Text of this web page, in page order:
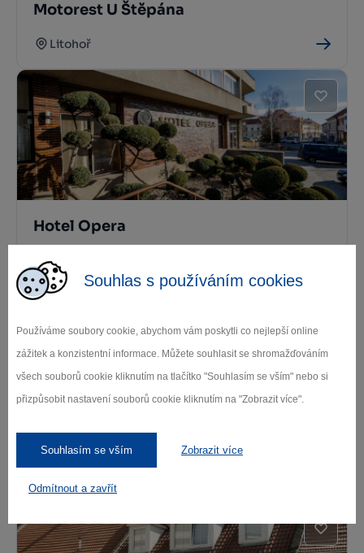
Souhlas s používáním cookies
Používáme soubory cookie, abychom vám poskytli co nejlepší online
zážitek a konzistentní informace. Můžete souhlasit se shromažďováním
všech souborů cookie kliknutím na tlačítko "Souhlasím se vším" nebo si
přizpůsobit nastavení souborů cookie kliknutím na "Zobrazit více".
Souhlasím se vším Zobrazit více
Odmítnout a zavřít
Motorest U Štěpána
Litohoř
Hotel Opera
Jaromeřice n. Rokytnou
Kavárna Splněný sen